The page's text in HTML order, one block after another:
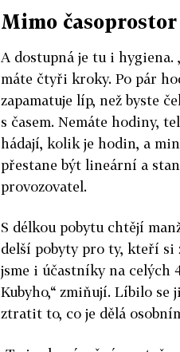
Mimo časoprostor
A dostupná je tu i hygiena.
máte čtyři kroky. Po pár
zapamatuje líp, než byste
s časem. Nemáte hodiny,
hádají, kolik je hodin, a
přestane být lineární a
provozovatel.
S délkou pobytu chtějí
delší pobyty pro ty, kteří
jsme i účastníky na celých
Kubyho,“ zmiňují. Líbilo
ztratit to, co je dělá